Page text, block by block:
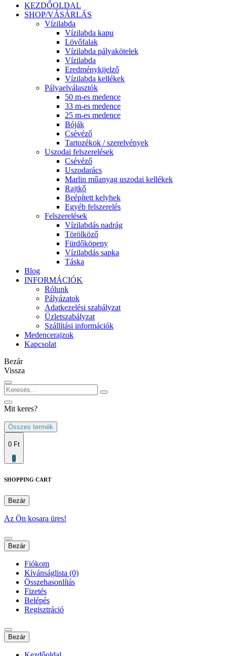
KEZDŐOLDAL
SHOP/VÁSÁRLÁS
Vízilabda
Vízilabda kapu
Lövőfalak
Vízilabda pályakötelek
Vízilabda
Eredménykijelző
Vízilabda kellékek
Pályaelválasztók
50 m-es medence
33 m-es medence
25 m-es medence
Bóják
Csévéző
Tartozékok / szerelvények
Uszodai felszerelések
Csévéző
Uszodarács
Marlin műanyag uszodai kellékek
Rajtkő
Beépített kelyhek
Egyéb felszerelés
Felszerelések
Vízilabdás nadrág
Törölköző
Fürdőköpeny
Vízilabdás sapka
Táska
Blog
INFORMÁCIÓK
Rólunk
Pályázatok
Adatkezelési szabályzat
Üzletszabályzat
Szállítási információk
Medencerajzok
Kapcsolat
Bezár
Vissza
Mit keres?
Összes termék
0 Ft
0
SHOPPING CART
Bezár
Az Ön kosara üres!
Bezár
Fiókom
Kívánságlista (0)
Összehasonlítás
Fizetés
Belépés
Regisztráció
Bezár